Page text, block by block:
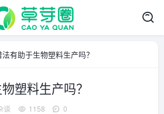
有助于生物塑料生产吗？
塑料生产吗？
谈 1158 0